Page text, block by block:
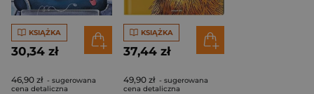
KSIĄŻKA
30,34 zł
46,90 zł - sugerowana
cena detaliczna
KSIĄŻKA
37,44 zł
49,90 zł - sugerowana
cena detaliczna